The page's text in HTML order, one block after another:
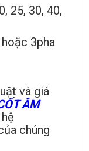
25, 30, 40,
3pha
và giá
ÂM
chúng